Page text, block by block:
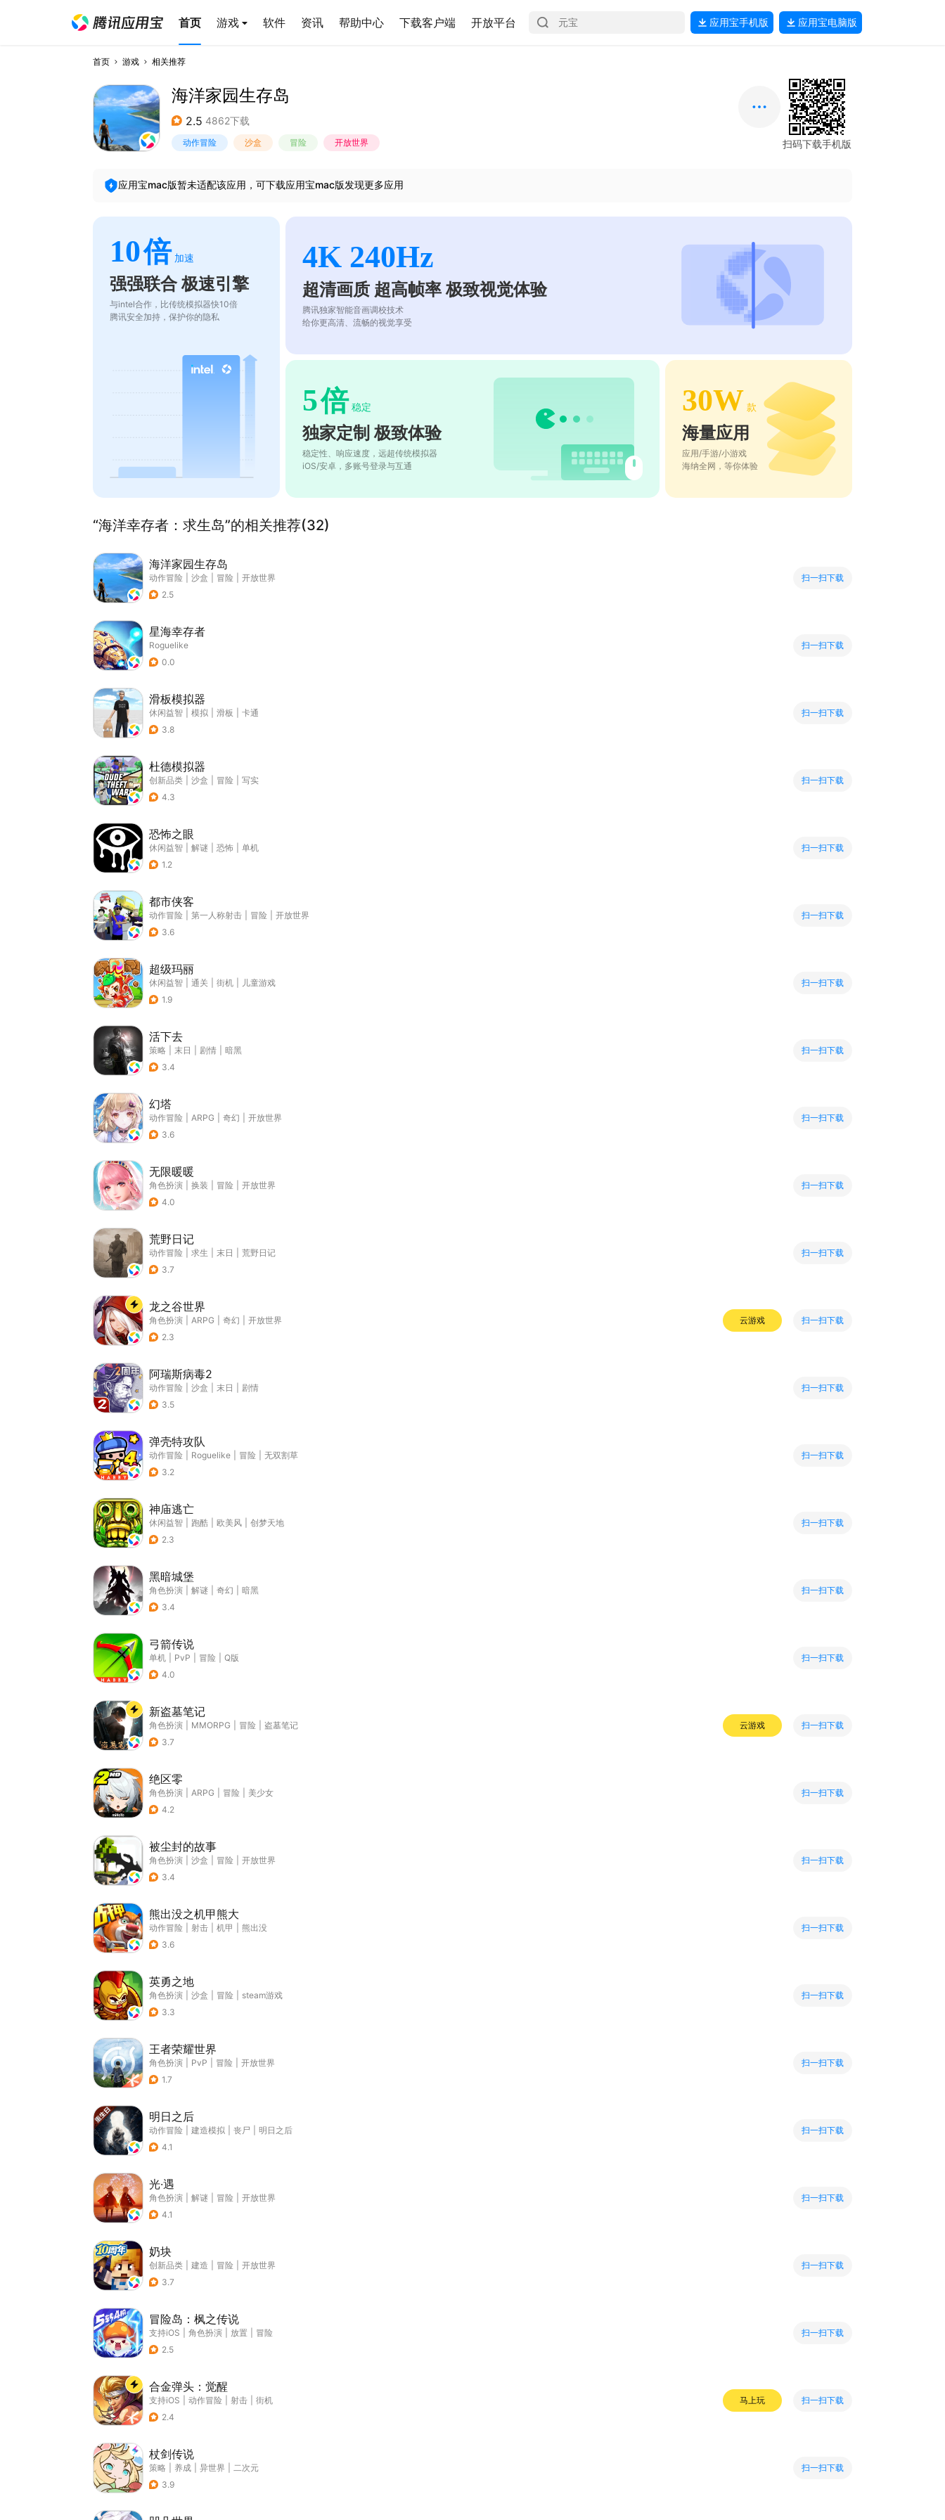
首页 游戏 软件 资讯 帮助中心 下载客户端 开放平台 应用宝手机版 应用宝电脑版
首页 游戏 相关推荐
海洋家园生存岛
2.5 4862下载
动作冒险 沙盒 冒险 开放世界 扫码下载手机版
应用宝mac版暂未适配该应用，可下载应用宝mac版发现更多应用
10倍 加速
强强联合 极速引擎
与intel合作，比传统模拟器快10倍
腾讯安全加持，保护你的隐私
4K 240Hz
超清画质 超高帧率 极致视觉体验
腾讯独家智能音画调校技术
给你更高清、流畅的视觉享受
5倍 稳定
独家定制 极致体验
稳定性、响应速度，远超传统模拟器
iOS/安卓，多账号登录与互通
30W 款
海量应用
应用/手游/小游戏
海纳全网，等你体验
“海洋幸存者：求生岛”的相关推荐(32)
海洋家园生存岛
动作冒险 沙盒 冒险
开放世界
2.5
扫一扫下载
星海幸存者
Roguelike
0.0
扫一扫下载
滑板模拟器
休闲益智 模拟 滑板
卡通
3.8
扫一扫下载
杜德模拟器
创新品类 沙盒 冒险
写实
4.3
扫一扫下载
恐怖之眼
休闲益智 解谜 恐怖
单机
1.2
扫一扫下载
都市侠客
动作冒险 第一人称射击 冒险
开放世界
3.6
扫一扫下载
超级玛丽
休闲益智 通关 街机
儿童游戏
1.9
扫一扫下载
活下去
策略 末日 剧情
暗黑
3.4
扫一扫下载
幻塔
动作冒险 ARPG 奇幻
开放世界
3.6
扫一扫下载
无限暖暖
角色扮演 换装 冒险
开放世界
4.0
扫一扫下载
荒野日记
动作冒险 求生 末日
荒野日记
3.7
扫一扫下载
龙之谷世界
角色扮演 ARPG 奇幻
开放世界
2.3
云游戏 扫一扫下载
阿瑞斯病毒2
动作冒险 沙盒 末日
剧情
3.5
扫一扫下载
弹壳特攻队
动作冒险 Roguelike 冒险
无双割草
3.2
扫一扫下载
神庙逃亡
休闲益智 跑酷 欧美风
创梦天地
2.3
扫一扫下载
黑暗城堡
角色扮演 解谜 奇幻
暗黑
3.4
扫一扫下载
弓箭传说
单机 PvP 冒险
Q版
4.0
扫一扫下载
新盗墓笔记
角色扮演 MMORPG 冒险
盗墓笔记
3.7
云游戏 扫一扫下载
绝区零
角色扮演 ARPG 冒险
美少女
4.2
扫一扫下载
被尘封的故事
角色扮演 沙盒 冒险
开放世界
3.4
扫一扫下载
熊出没之机甲熊大
动作冒险 射击 机甲
熊出没
3.6
扫一扫下载
英勇之地
角色扮演 沙盒 冒险
steam游戏
3.3
扫一扫下载
王者荣耀世界
角色扮演 PvP 冒险
开放世界
1.7
扫一扫下载
明日之后
动作冒险 建造模拟 丧尸
明日之后
4.1
扫一扫下载
光·遇
角色扮演 解谜 冒险
开放世界
4.1
扫一扫下载
奶块
创新品类 建造 冒险
开放世界
3.7
扫一扫下载
冒险岛：枫之传说
支持iOS 角色扮演 放置
冒险
2.5
扫一扫下载
合金弹头：觉醒
支持iOS 动作冒险 射击
街机
2.4
马上玩 扫一扫下载
杖剑传说
策略 养成 异世界
二次元
3.9
扫一扫下载